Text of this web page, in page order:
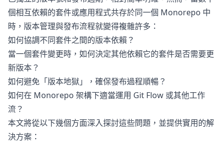
個相互依賴的套件或應用程式共存於同一個 Monorepo 中
時，版本管理與發布流程就變得複雜許多：
如何協調不同套件之間的版本依賴？
當一個套件變更時，如何決定其他依賴它的套件是否需要更
新版本？
如何避免「版本地獄」，確保發布過程順暢？
如何在 Monorepo 架構下適當運用 Git Flow 或其他工作
流？
本文將從以下幾個方面深入探討這些問題，並提供實用的解
決方案：